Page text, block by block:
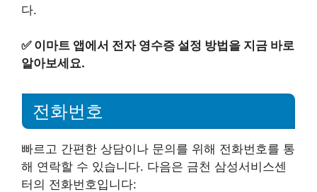
다.
✅ 이마트 앱에서 전자 영수증 설정 방법을 지금 바로
알아보세요.
전화번호
빠르고 간편한 상담이나 문의를 위해 전화번호를 통
해 연락할 수 있습니다. 다음은 금천 삼성서비스센
터의 전화번호입니다: